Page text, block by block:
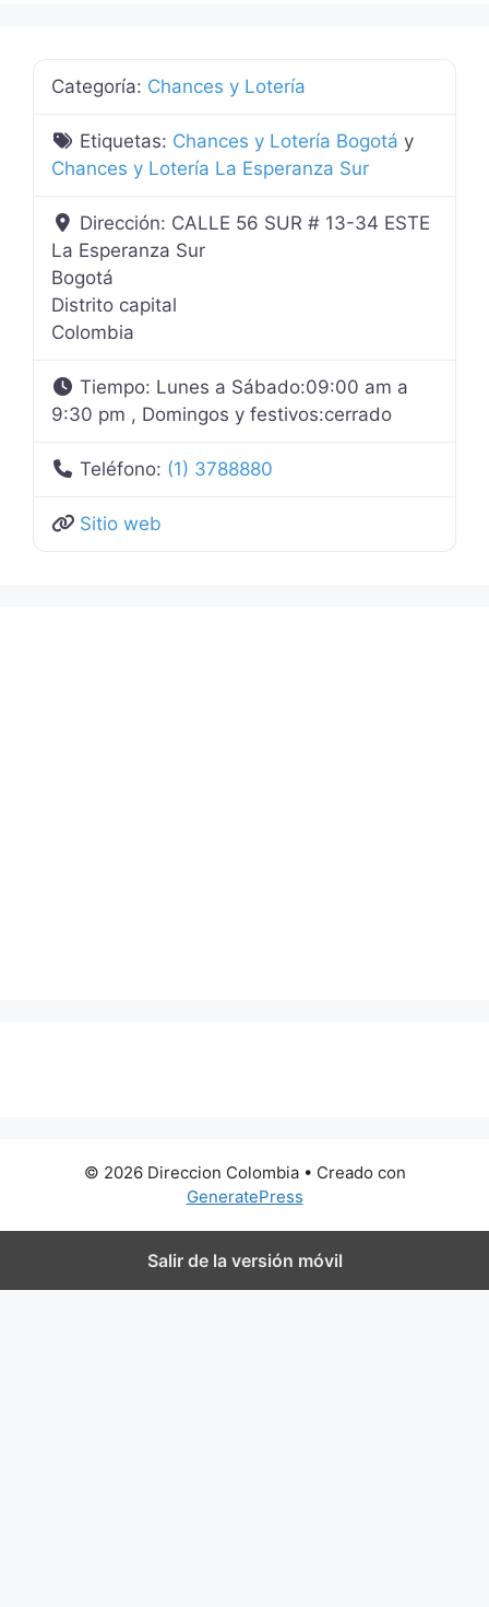
Categoría: Chances y Lotería
Etiquetas: Chances y Lotería Bogotá y
Chances y Lotería La Esperanza Sur
Dirección: CALLE 56 SUR # 13-34 ESTE
La Esperanza Sur
Bogotá
Distrito capital
Colombia
Tiempo: Lunes a Sábado:09:00 am a
9:30 pm , Domingos y festivos:cerrado
Teléfono: (1) 3788880
Sitio web
© 2026 Direccion Colombia• Creado con
GeneratePress
Salir de la versión móvil